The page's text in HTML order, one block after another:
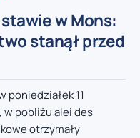
w Mons:
stanął przed
poniedziałek 11
w pobliżu alei des
otrzymały